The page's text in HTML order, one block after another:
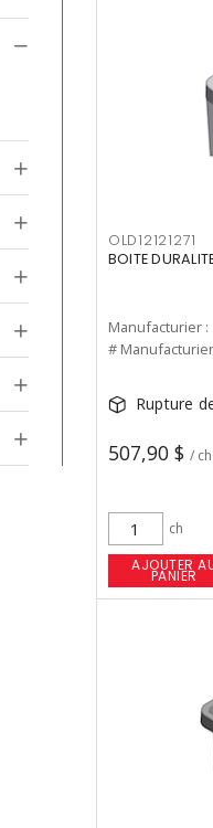
OLD12121271
BOITE
Manufacturier :
#
Rupture
507,90 $ / ch
ch
AJOUTER
PANIER